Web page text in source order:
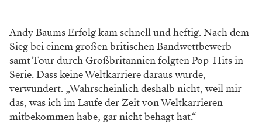
Andy Baums Erfolg kam schnell und heftig. Nach dem
Sieg bei einem großen britischen Bandwettbewerb
samt Tour durch Großbritannien folgten Pop-Hits in
Serie. Dass keine Weltkarriere daraus wurde,
verwundert. „Wahrscheinlich deshalb nicht, weil mir
das, was ich im Laufe der Zeit von Weltkarrieren
mitbekommen habe, gar nicht behagt hat.“